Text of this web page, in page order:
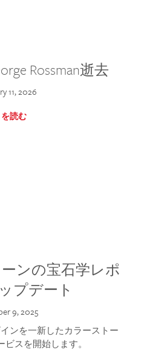
Rossman逝去
11, 2026
読む
ンの宝石学レポ
プデート
9, 2025
ンを一新したカラーストー
ビスを開始します。